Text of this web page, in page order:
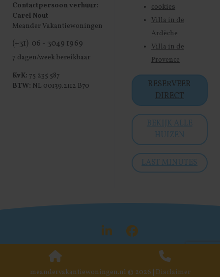
Contactpersoon verhuur:
Carel Nout
Meander Vakantiewoningen
(+31) 06 - 3049 1969
7 dagen/week bereikbaar
KvK: 75 235 587
BTW: NL 00139.2112 B70
cookies
Villa in de
Ardèche
Villa in de
Provence
RESERVEER
DIRECT
BEKIJK ALLE
HUIZEN
LAST MINUTES
Visit LinkedIn
Visit
meandervakantiewoningen.nl © 2026 | Disclaimer